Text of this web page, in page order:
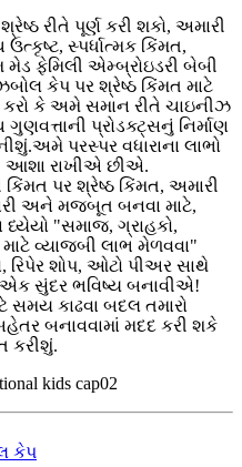
રીતે પૂર્ણ કરી શકો, અમારી
સ્પર્ધાત્મક કિંમત,
ફેમિલી એમ્બ્રોઇડરી બેબી
કેપ પર શ્રેષ્ઠ કિંમત માટે
કે અમે સમાન રીતે ચાઇનીઝ
પ્રોડક્ટ્સનું નિર્માણ
પરસ્પર વધારાના લાભો
આશા રાખીએ છીએ.
પર શ્રેષ્ઠ કિંમત, અમારી
અને મજબૂત બનવા માટે,
"સમાજ, ગ્રાહકો,
વ્યાજબી લાભ મેળવવા"
રિપેર શોપ, ઓટો પીઅર સાથે
સુંદર ભવિષ્ય બનાવીએ!
સમય કાઢવા બદલ તમારો
બનાવવામાં મદદ કરી શકે
કરીશું.
કેપ